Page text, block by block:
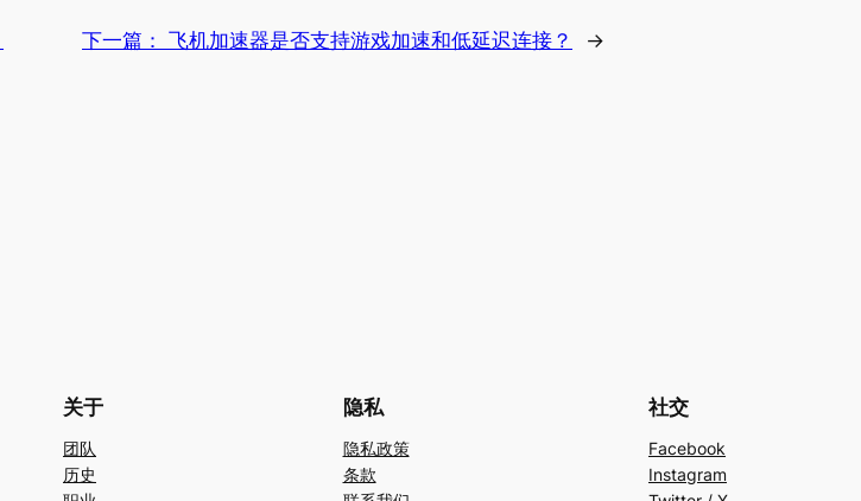
下一篇： 飞机加速器是否支持游戏加速和低延迟连接？ →
关于
团队
历史
隐私
隐私政策
条款
社交
Facebook
Instagram